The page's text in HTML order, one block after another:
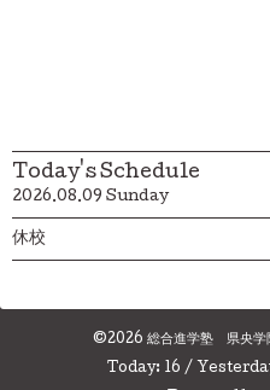
Today's Schedule
2026.08.09 Sunday
休校
©2026 総合進学塾 県央学
Today: 16 /